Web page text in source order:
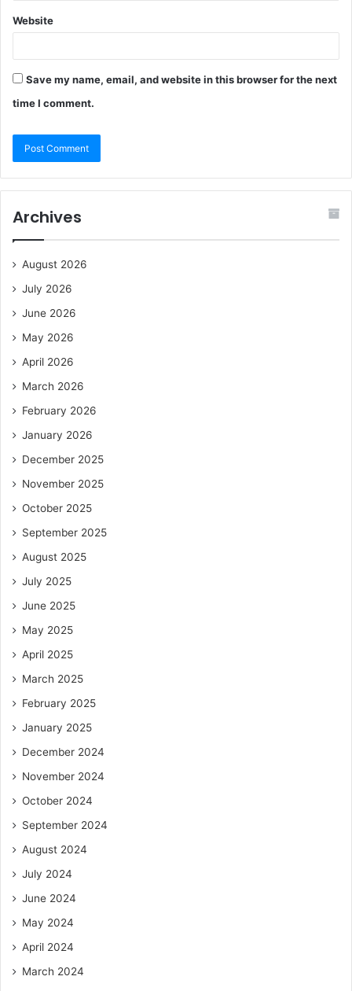
Website
Save my name, email, and website in this browser for the next
time I comment.
Archives
August 2026
July 2026
June 2026
May 2026
April 2026
March 2026
February 2026
January 2026
December 2025
November 2025
October 2025
September 2025
August 2025
July 2025
June 2025
May 2025
April 2025
March 2025
February 2025
January 2025
December 2024
November 2024
October 2024
September 2024
August 2024
July 2024
June 2024
May 2024
April 2024
March 2024